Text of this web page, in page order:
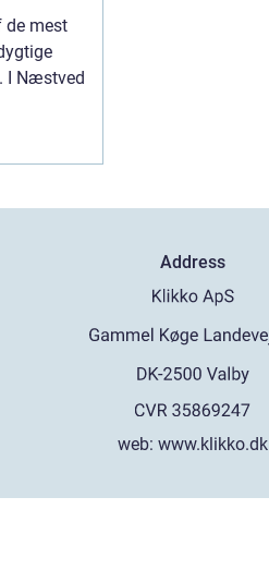
de mest
I Næstved
Address
web:www.klikko.dk